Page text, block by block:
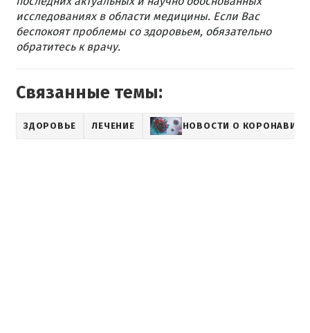
исследованиях в области медицины. Если Вас
беспокоят проблемы со здоровьем, обязательно
обратитесь к врачу.
Связанные темы:
ЗДОРОВЬЕ ЛЕЧЕНИЕ НОВОСТИ О